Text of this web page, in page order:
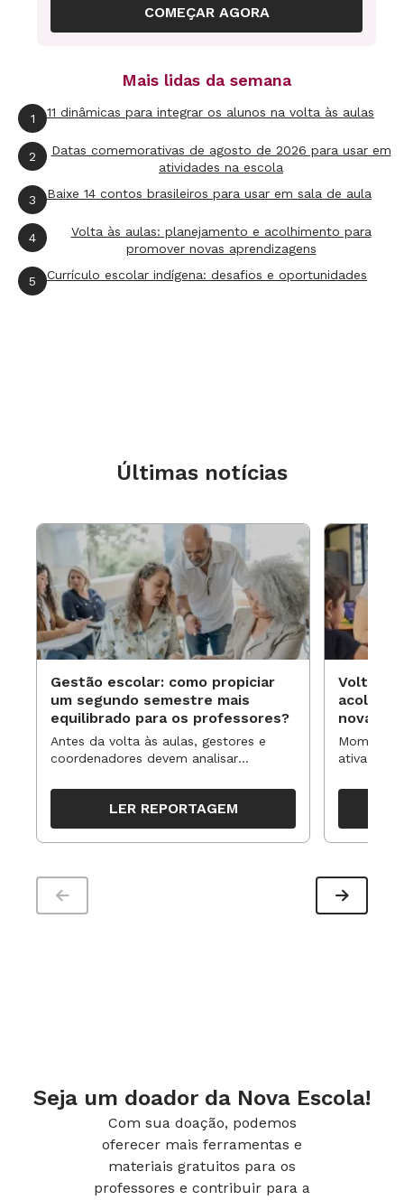
COMEÇAR AGORA
Mais lidas da semana
1 11 dinâmicas para integrar os alunos na volta às aulas
2
Datas comemorativas de agosto de 2026 para usar em
atividades na escola
3 Baixe 14 contos brasileiros para usar em sala de aula
4
Volta às aulas: planejamento e acolhimento para
promover novas aprendizagens
5 Currículo escolar indígena: desafios e oportunidades
Últimas notícias
Gestão escolar: como propiciar
um segundo semestre mais
equilibrado para os professores?
Antes da volta às aulas, gestores e
coordenadores devem analisar
organizar ações para orientar o
trabalho pedagógico ao longo do
período
LER REPORTAGEM
Volta às
novas
ativa
propostas
Seja um doador da Nova Escola!
Com sua doação, podemos
oferecer mais ferramentas e
materiais gratuitos para os
professores e contribuir para a